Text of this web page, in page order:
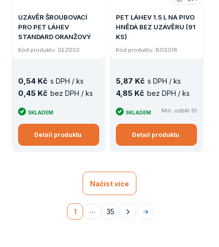
UZÁVĚR ŠROUBOVACÍ
PRO PET LÁHEV
STANDARD ORANŽOVÝ
Kód produktu: SEZ002
0 54 Kč s DPH / ks
0 45 Kč bez DPH / ks
SKLADEM
Detail produktu
PET LÁHEV 1.5 L NA PIVO
HNĚDÁ BEZ UZÁVĚRU (91
KS)
Kód produktu: BOS018
5 87 Kč s DPH / ks
4, 85 Kč bez DPH / ks
SKLADEM Min. odběr 91
Detail produktu
Načíst více
1 … 35
Následující
Na